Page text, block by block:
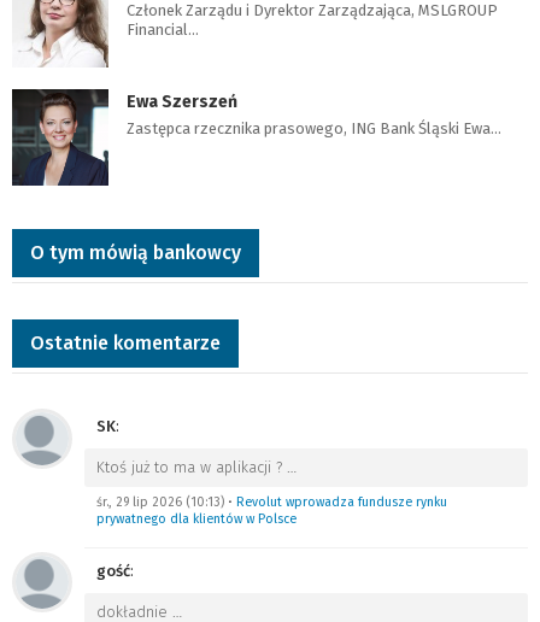
Członek Zarządu i Dyrektor Zarządzająca, MSLGROUP
Financial…
Ewa Szerszeń
Zastępca rzecznika prasowego, ING Bank Śląski Ewa…
O tym mówią bankowcy
Ostatnie komentarze
SK:
Ktoś już to ma w aplikacji ? …
śr., 29 lip 2026 (10:13) • Revolut wprowadza fundusze rynku
prywatnego dla klientów w Polsce
gość:
dokładnie …